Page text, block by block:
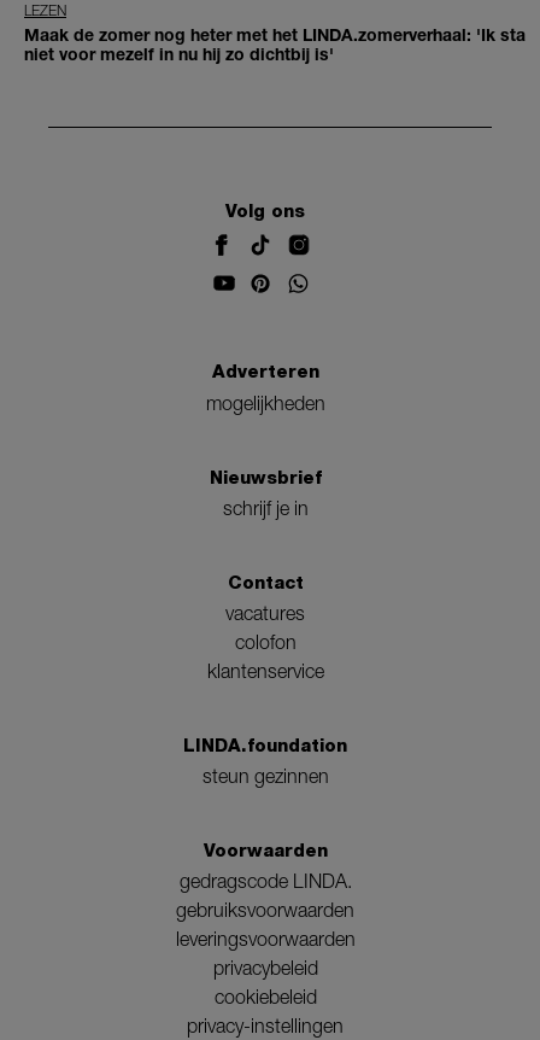
LEZEN
Maak de zomer nog heter met het LINDA.zomerverhaal: 'Ik sta
niet voor mezelf in nu hij zo dichtbij is'
Volg ons
Adverteren
mogelijkheden
Nieuwsbrief
schrijf je in
Contact
vacatures
colofon
klantenservice
LINDA.foundation
steun gezinnen
Voorwaarden
gedragscode LINDA.
gebruiksvoorwaarden
leveringsvoorwaarden
privacybeleid
cookiebeleid
privacy-instellingen